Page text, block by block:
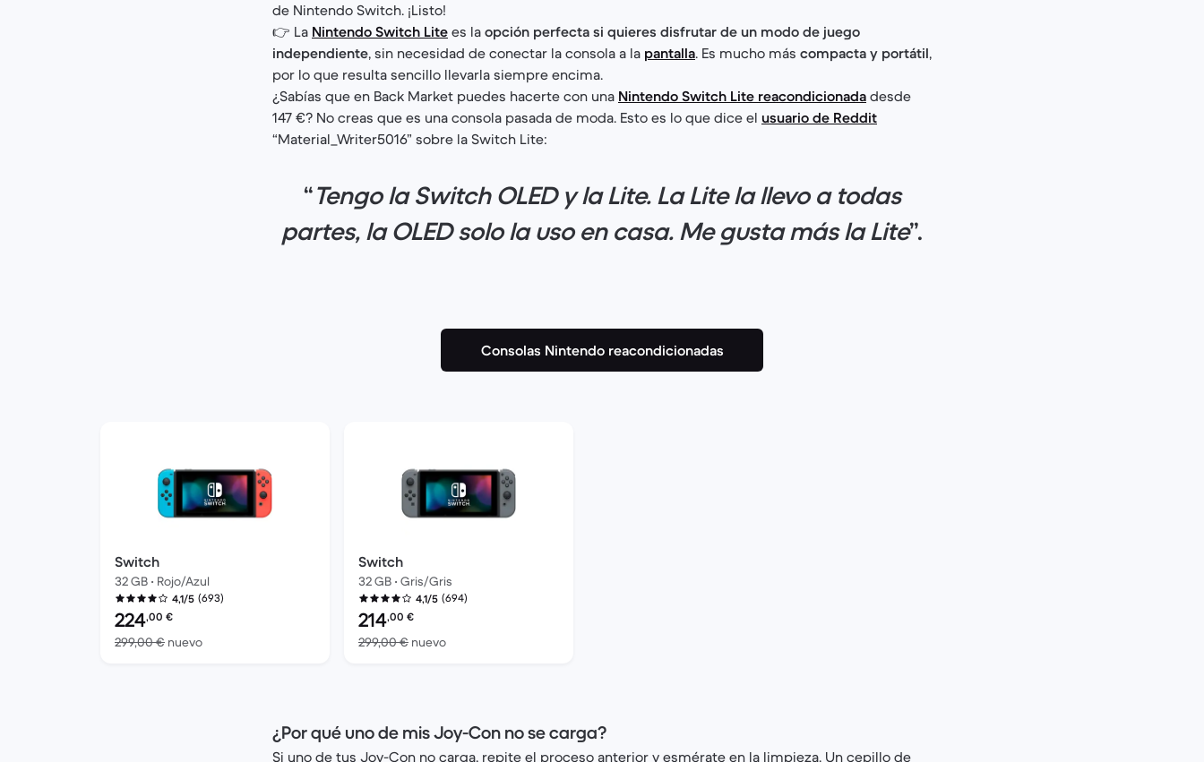
de Nintendo Switch. ¡Listo!
👉 La Nintendo Switch Lite es la opción perfecta si quieres disfrutar de un modo de juego
independiente, sin necesidad de conectar la consola a la pantalla. Es mucho más compacta y portátil,
por lo que resulta sencillo llevarla siempre encima.
¿Sabías que en Back Market puedes hacerte con una Nintendo Switch Lite reacondicionada desde
147 €? No creas que es una consola pasada de moda. Esto es lo que dice el usuario de Reddit
“Material_Writer5016” sobre la Switch Lite:
“Tengo la Switch OLED y la Lite. La Lite la llevo a todas
partes, la OLED solo la uso en casa. Me gusta más la Lite”.
Consolas Nintendo reacondicionadas
Switch
32 GB • Rojo/Azul
4,1/5 (693)
Precio reacondicionado:
224,00 €
299,00 € nuevoEl dispositivo nuevo vale 299,00 €
Switch
32 GB • Gris/Gris
4,1/5 (694)
Precio reacondicionado:
214,00 €
299,00 € nuevoEl dispositivo nuevo vale 299,00 €
¿Por qué uno de mis Joy-Con no se carga?
Si uno de tus Joy-Con no carga, repite el proceso anterior y esmérate en la limpieza. Un cepillo de